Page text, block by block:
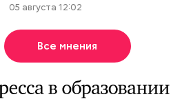
05 августа 12:02
Все мнения